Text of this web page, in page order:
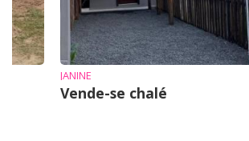
JANINE
Vende-se chalé